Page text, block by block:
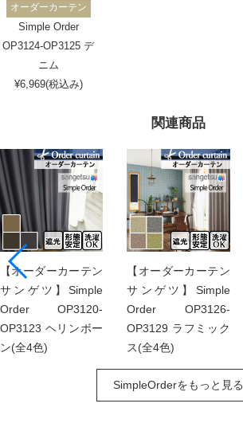
関連商品
【オーダーカーテン
サンゲツ】Simple
Order OP3120-
OP3123 ヘリンボー
ン(全4色)
【オーダーカーテン
サンゲツ】Simple
Order OP3126-
OP3129 ラフミック
ス(全4色)
SimpleOrderをもっと見る
オーダーカーテン
Simple Order
OP3124-OP3125 デ
ニム
¥6,969(税込み)